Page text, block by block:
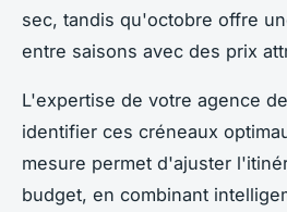
sec, tandis qu'octobre offre
entre saisons avec des prix
L'expertise de votre agence
identifier ces créneaux
mesure permet d'ajuster
budget, en combinant